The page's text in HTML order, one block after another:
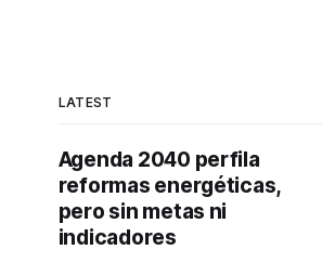
LATEST
Agenda 2040 perfila
reformas energéticas,
pero sin metas ni
indicadores